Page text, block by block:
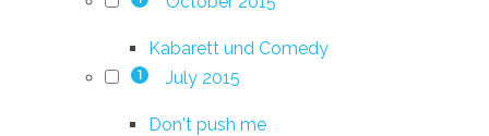
Kabarett und Comedy
1 July 2015
Don't push me